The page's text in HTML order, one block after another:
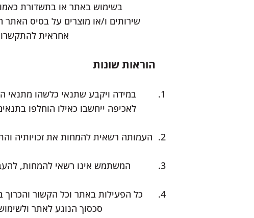
בשימוש באתר או בתשדורת
שירותים ו/או מוצרים על בסיס
אחראית
הוראות שונות
במידה ויקבע שתנאי כלשהו מתנאי
לאכיפה ייחשבו כאילו הוחלפו
העמותה רשאית להמחות את זכויותיה
המשתמש אינו רשאי להמחות,
כל הפעילות באתר וכל הקשור והכרוך
סכסוך הנוגע לאתר